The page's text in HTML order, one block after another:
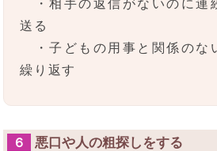
・相手の返信がないのに連
送る
・子どもの用事と関係のな
繰り返す
６ 悪口や人の粗探しをする